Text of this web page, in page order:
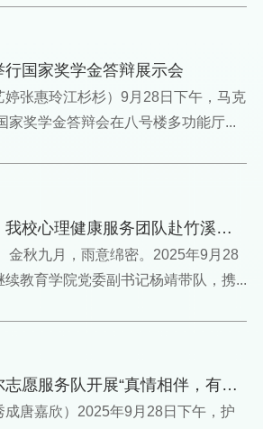
国家奖学金答辩展示会
婷张惠玲江杉杉）9月28日下午，马克
家奖学金答辩会在八号楼多功能厅...
校心理健康服务团队赴竹溪
金秋九月，雨意绵密。2025年9月28
续教育学院党委副书记杨靖带队，携...
愿服务队开展“真情相伴，有爱
唐嘉欣）2025年9月28日下午，护